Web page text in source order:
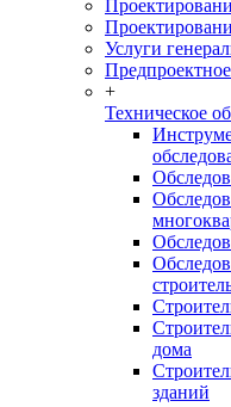
Услуги
+
Техническое
дома
зданий